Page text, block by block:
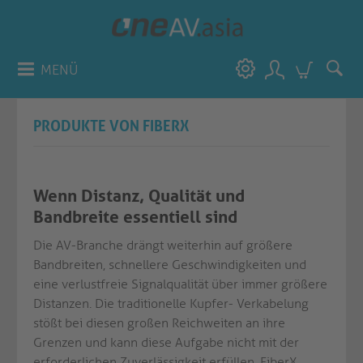
MENÜ
PRODUKTE VON FIBERX
Wenn Distanz, Qualität und
Bandbreite essentiell sind
Die AV-Branche drängt weiterhin auf größere
Bandbreiten, schnellere Geschwindigkeiten und
eine verlustfreie Signalqualität über immer größere
Distanzen. Die traditionelle Kupfer- Verkabelung
stößt bei diesen großen Reichweiten an ihre
Grenzen und kann diese Aufgabe nicht mit der